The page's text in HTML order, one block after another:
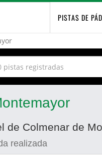
PISTAS DE
Colmenar de
realizada